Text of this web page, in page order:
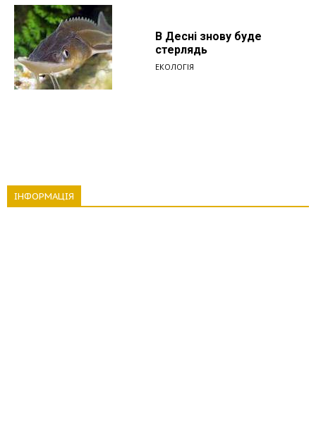
В Десні знову буде
стерлядь
ЕКОЛОГІЯ
ІНФОРМАЦІЯ